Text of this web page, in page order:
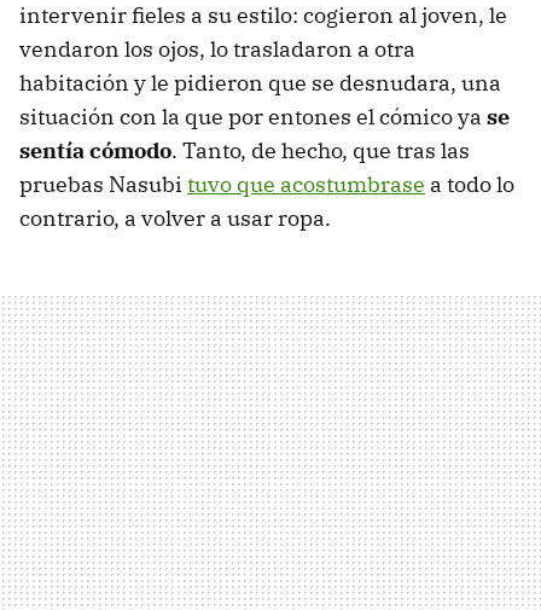
intervenir fieles a su estilo: cogieron al joven, le
vendaron los ojos, lo trasladaron a otra
habitación y le pidieron que se desnudara, una
situación con la que por entones el cómico ya se
sentía cómodo. Tanto, de hecho, que tras las
pruebas Nasubi tuvo que acostumbrase a todo lo
contrario, a volver a usar ropa.